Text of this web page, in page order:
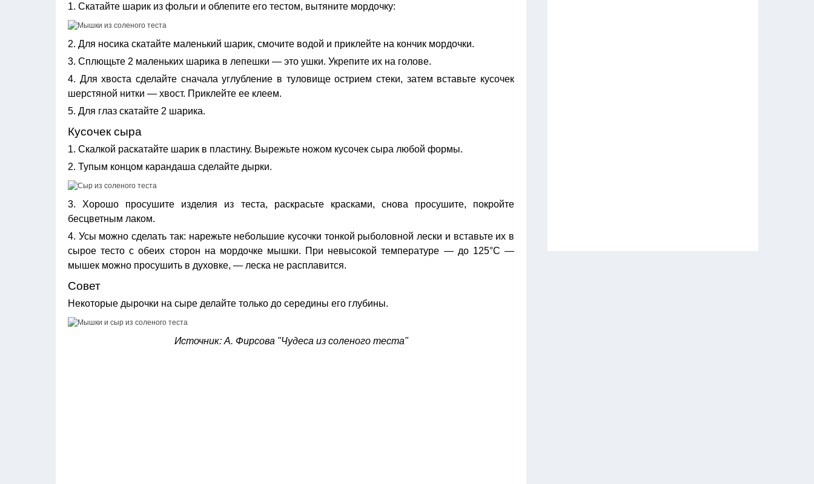
1. Скатайте шарик из фольги и облепите его тестом, вытяните мордочку:
2. Для носика скатайте маленький шарик, смочите водой и приклейте на кончик мордочки.
3. Сплющьте 2 маленьких шарика в лепешки — это ушки. Укрепите их на голове.
4. Для хвоста сделайте сначала углубление в туловище острием стеки, затем вставьте кусочек
шерстяной нитки — хвост. Приклейте ее клеем.
5. Для глаз скатайте 2 шарика.
Кусочек сыра
1. Скалкой раскатайте шарик в пластину. Вырежьте ножом кусочек сыра любой формы.
2. Тупым концом карандаша сделайте дырки.
3. Хорошо просушите изделия из теста, раскрасьте красками, снова просушите, покройте
бесцветным лаком.
4. Усы можно сделать так: нарежьте небольшие кусочки тонкой рыболовной лески и вставьте их в
сырое тесто с обеих сторон на мордочке мышки. При невысокой температуре — до 125°С —
мышек можно просушить в духовке, — леска не расплавится.
Совет
Некоторые дырочки на сыре делайте только до середины его глубины.
Источник: А. Фирсова "Чудеса из соленого теста"